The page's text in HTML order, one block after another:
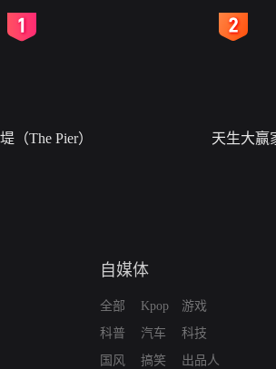
堤（The Pier） 天生大赢
自媒体
全部
科普
国风
Kpop
汽车
搞笑
游戏
科技
出品人